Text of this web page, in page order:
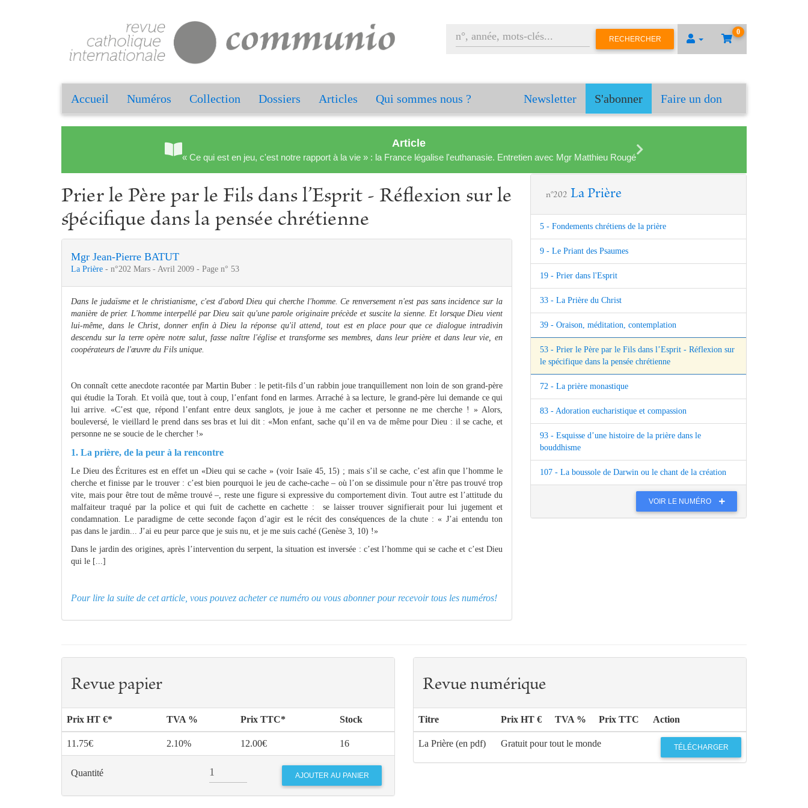
0
RECHERCHER
Accueil Numéros Collection Dossiers Articles Qui sommes nous ? Newsletter S'abonner Faire un don
Article
« Ce qui est en jeu, c'est notre rapport à la vie » : la France légalise l'euthanasie. Entretien avec Mgr Matthieu Rougé
Prier le Père par le Fils dans l’Esprit - Réflexion sur le
spécifique dans la pensée chrétienne
Mgr Jean-Pierre BATUT
La Prière - n°202 Mars - Avril 2009 - Page n° 53
Dans le judaïsme et le christianisme, c'est d'abord Dieu qui cherche l'homme. Ce renversement n'est pas sans incidence sur la
manière de prier. L'homme interpellé par Dieu sait qu'une parole originaire précède et suscite la sienne. Et lorsque Dieu vient
lui-même, dans le Christ, donner enfin à Dieu la réponse qu'il attend, tout est en place pour que ce dialogue intradivin
descendu sur la terre opère notre salut, fasse naître l'église et transforme ses membres, dans leur prière et dans leur vie, en
coopérateurs de l'œuvre du Fils unique.
On connaît cette anecdote racontée par Martin Buber : le petit-fils d’un rabbin joue tranquillement non loin de son grand-père
qui étudie la Torah. Et voilà que, tout à coup, l’enfant fond en larmes. Arraché à sa lecture, le grand-père lui demande ce qui
lui arrive. «C’est que, répond l’enfant entre deux sanglots, je joue à me cacher et personne ne me cherche ! » Alors,
bouleversé, le vieillard le prend dans ses bras et lui dit : «Mon enfant, sache qu’il en va de même pour Dieu : il se cache, et
personne ne se soucie de le chercher !»
1. La prière, de la peur à la rencontre
Le Dieu des Écritures est en effet un «Dieu qui se cache » (voir Isaïe 45, 15) ; mais s’il se cache, c’est afin que l’homme le
cherche et finisse par le trouver : c’est bien pourquoi le jeu de cache-cache – où l’on se dissimule pour n’être pas trouvé trop
vite, mais pour être tout de même trouvé –, reste une figure si expressive du comportement divin. Tout autre est l’attitude du
malfaiteur traqué par la police et qui fuit de cachette en cachette : se laisser trouver signifierait pour lui jugement et
condamnation. Le paradigme de cette seconde façon d’agir est le récit des conséquences de la chute : « J’ai entendu ton
pas dans le jardin... J’ai eu peur parce que je suis nu, et je me suis caché (Genèse 3, 10) !»
Dans le jardin des origines, après l’intervention du serpent, la situation est inversée : c’est l’homme qui se cache et c’est Dieu
qui le [...]
Pour lire la suite de cet article, vous pouvez acheter ce numéro ou vous abonner pour recevoir tous les numéros!
n°202 La Prière
5 - Fondements chrétiens de la prière
9 - Le Priant des Psaumes
19 - Prier dans l'Esprit
33 - La Prière du Christ
39 - Oraison, méditation, contemplation
53 - Prier le Père par le Fils dans l’Esprit - Réflexion sur
le spécifique dans la pensée chrétienne
72 - La prière monastique
83 - Adoration eucharistique et compassion
93 - Esquisse d’une histoire de la prière dans le
bouddhisme
107 - La boussole de Darwin ou le chant de la création
VOIR LE NUMÉRO
Revue papier
Prix HT €* TVA % Prix TTC* Stock
11.75€ 2.10% 12.00€ 16
Quantité
Revue numérique
Titre Prix HT € TVA % Prix TTC Action
La Prière (en pdf) Gratuit pour tout le monde TÉLÉCHARGER